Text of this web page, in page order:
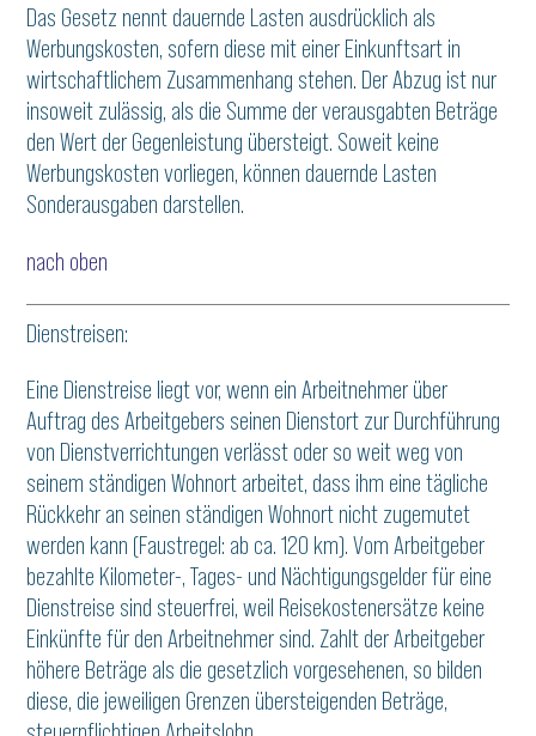
Das Gesetz nennt dauernde Lasten ausdrücklich als
Werbungskosten, sofern diese mit einer Einkunftsart in
wirtschaftlichem Zusammenhang stehen. Der Abzug ist nur
insoweit zulässig, als die Summe der verausgabten Beträge
den Wert der Gegenleistung übersteigt. Soweit keine
Werbungskosten vorliegen, können dauernde Lasten
Sonderausgaben darstellen.
nach oben
Dienstreisen:
Eine Dienstreise liegt vor, wenn ein Arbeitnehmer über
Auftrag des Arbeitgebers seinen Dienstort zur Durchführung
von Dienstverrichtungen verlässt oder so weit weg von
seinem ständigen Wohnort arbeitet, dass ihm eine tägliche
Rückkehr an seinen ständigen Wohnort nicht zugemutet
werden kann (Faustregel: ab ca. 120 km). Vom Arbeitgeber
bezahlte Kilometer-, Tages- und Nächtigungsgelder für eine
Dienstreise sind steuerfrei, weil Reisekostenersätze keine
Einkünfte für den Arbeitnehmer sind. Zahlt der Arbeitgeber
höhere Beträge als die gesetzlich vorgesehenen, so bilden
diese, die jeweiligen Grenzen übersteigenden Beträge,